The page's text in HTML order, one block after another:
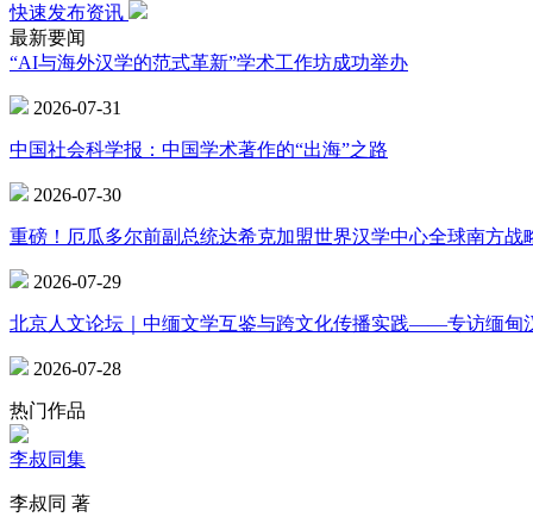
快速发布资讯
最新要闻
“AI与海外汉学的范式革新”学术工作坊成功举办
2026-07-31
中国社会科学报：中国学术著作的“出海”之路
2026-07-30
重磅！厄瓜多尔前副总统达希克加盟世界汉学中心全球南方战
2026-07-29
北京人文论坛｜中缅文学互鉴与跨文化传播实践——专访缅甸
2026-07-28
热门作品
李叔同集
李叔同 著